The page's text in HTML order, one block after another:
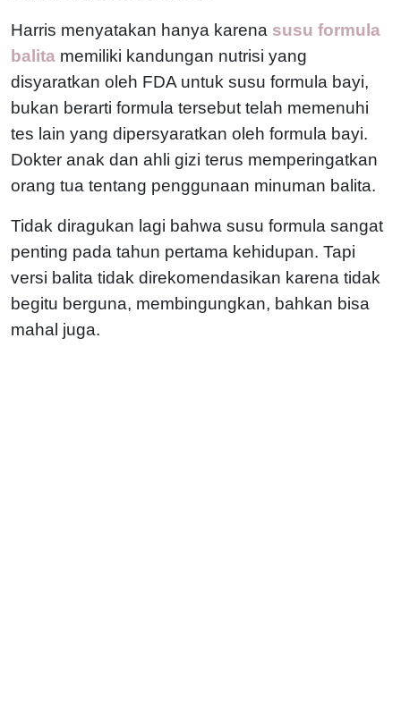
Harris menyatakan hanya karena susu formula
balita memiliki kandungan nutrisi yang
disyaratkan oleh FDA untuk susu formula bayi,
bukan berarti formula tersebut telah memenuhi
tes lain yang dipersyaratkan oleh formula bayi.
Dokter anak dan ahli gizi terus memperingatkan
orang tua tentang penggunaan minuman balita.
Tidak diragukan lagi bahwa susu formula sangat
penting pada tahun pertama kehidupan. Tapi
versi balita tidak direkomendasikan karena tidak
begitu berguna, membingungkan, bahkan bisa
mahal juga.